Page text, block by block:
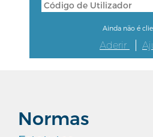
Ainda não é
Aderir
Normas